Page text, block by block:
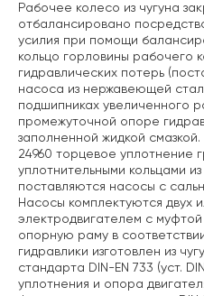
Рабочее колесо из чугуна
отбалансировано
усилия при помощи
кольцо горловины рабочего
гидравлических потерь
насоса из нержавеющей
подшипниках увеличенного
промежуточной опоре
заполненной жидкой
24960 торцевое уплотнение
уплотнительными кольцами
поставляются насосы с
Насосы комплектуются двух
электродвигателем с
опорную раму в соответствии
гидравлики изготовлен из
стандарта DIN-EN 733 (уст.
уплотнения и опора